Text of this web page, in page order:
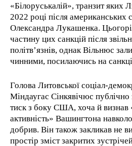
«Білоруськалій», транзит яких
2022 році після американських
Олександра Лукашенка.
частину цих санкцій після
політв’язнів, однак Вільнюс
чинними, посилаючись на
Голова Литовської соціал-
Міндаугас Сінкявічюс
тиск з боку США, хоча й визнав
активність» Вашингтона
добрив. Він також закликав не
простір зміст закритих